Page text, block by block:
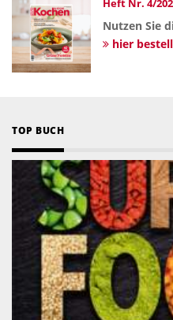
Nutzen Sie
hier
TOP BUCH